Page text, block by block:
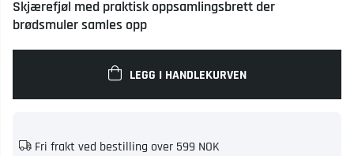
Skjærefjøl med praktisk oppsamlingsbrett der
brødsmuler samles opp
LEGG I HANDLEKURVEN
Fri frakt ved bestilling over 599 NOK